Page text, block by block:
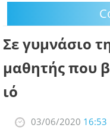
ΠΡΟΣΩΠΑ
ΛΑΡΝΑΚΑ 2030
Σε γυμνάσιο
μαθητής που
ιό
03/06/2020 16:53